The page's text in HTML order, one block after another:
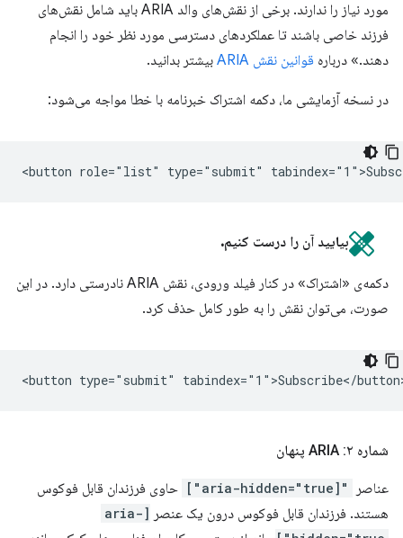
مورد نیاز را ندارند. برخی از نقش‌های والد ARIA باید شامل نقش‌های
فرزند خاصی باشند تا عملکردهای دسترسی مورد نظر خود را انجام
دهند.» درباره قوانین نقش ARIA بیشتر بدانید.
در نسخه آزمایشی ما، دکمه اشتراک خبرنامه با خطا مواجه می‌شود:
بیایید آن را درست کنیم.
دکمه‌ی «اشتراک» در کنار فیلد ورودی، نقش ARIA نادرستی دارد. در این
صورت، می‌توان نقش را به طور کامل حذف کرد.
شماره ۲: ARIA پنهان
عناصر "[aria-hidden="true"]
حاوی فرزندان قابل فوکوس
هستند. فرزندان قابل فوکوس درون یک عنصر
[aria-